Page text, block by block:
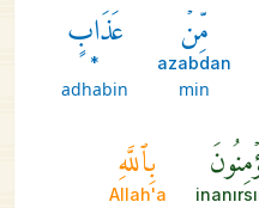
مِّنۡ
azabdan
min
عَذَابٍ
*
adhabin
بِٱللَّهِ
Allah'a